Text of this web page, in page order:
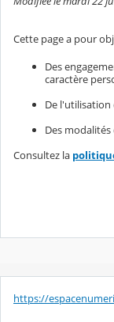
Cette page a pour
Des
caractère
De l'utilisation
Des
Consultez la
https://